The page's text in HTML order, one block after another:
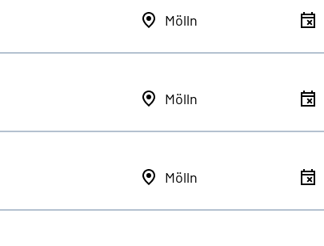
Mölln
Mölln
Mölln